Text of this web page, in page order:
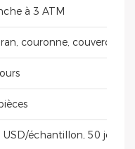
à 3 ATM
couronne, couvercle
USD/échantillon, 50 jours